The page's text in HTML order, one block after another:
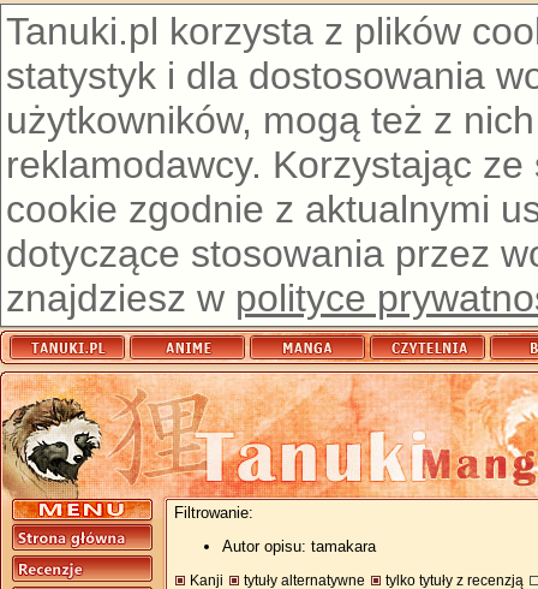
Tanuki.pl korzysta z plików
statystyk i dla dostosowania
użytkowników, mogą też z
reklamodawcy. Korzystając
cookie zgodnie z aktualnymi
dotyczące stosowania przez
znajdziesz w polityce
Filtrowanie:
Autor opisu: tamakara
Kanji tytuły alternatywne tylko tytuły z recenzją